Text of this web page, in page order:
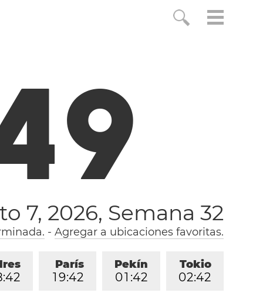
0
7, 2026, Semana 32
- Agregar a ubicaciones favoritas.
Tokio
02:42
Pekín
01 :42
París
1 9:42
:42